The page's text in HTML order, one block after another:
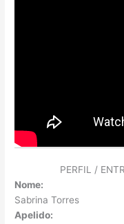
PERFIL /
Nome:
Sabrina Torres
Apelido: